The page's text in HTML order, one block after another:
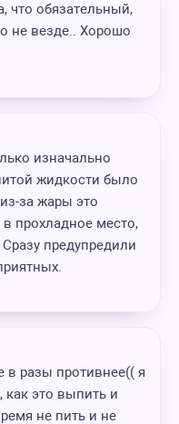
что обязательный,
не везде.. Хорошо
изначально
жидкости было
за жары это
прохладное место,
предупредили
в разы противнее(( я
как это выпить и
не пить и не